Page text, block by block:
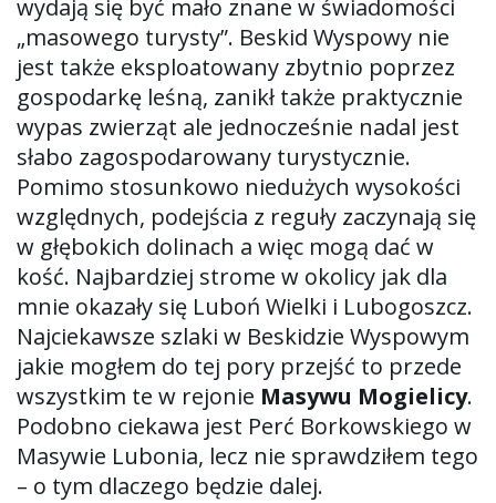
a
c
wydają się być mało znane w świadomości
„masowego turysty”. Beskid Wyspowy nie
jest także eksploatowany zbytnio poprzez
gospodarkę leśną, zanikł także praktycznie
wypas zwierząt ale jednocześnie nadal jest
słabo zagospodarowany turystycznie.
Pomimo stosunkowo niedużych wysokości
względnych, podejścia z reguły zaczynają się
w głębokich dolinach a więc mogą dać w
kość. Najbardziej strome w okolicy jak dla
mnie okazały się Luboń Wielki i Lubogoszcz.
Najciekawsze szlaki w Beskidzie Wyspowym
jakie mogłem do tej pory przejść to przede
wszystkim te w rejonie Masywu Mogielicy.
Podobno ciekawa jest Perć Borkowskiego w
Masywie Lubonia, lecz nie sprawdziłem tego
– o tym dlaczego będzie dalej.